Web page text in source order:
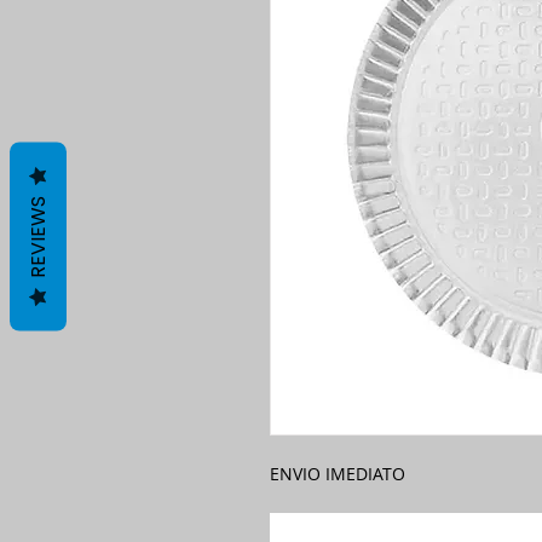
ENVIO IMEDIATO
REVIEWS